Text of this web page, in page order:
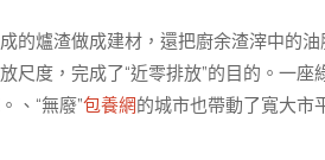
的爐渣做成建材，還把廚余渣滓中的油
尺度，完成了“近零排放”的目的。一座
、“無廢”包養網的城市也帶動了寬大市